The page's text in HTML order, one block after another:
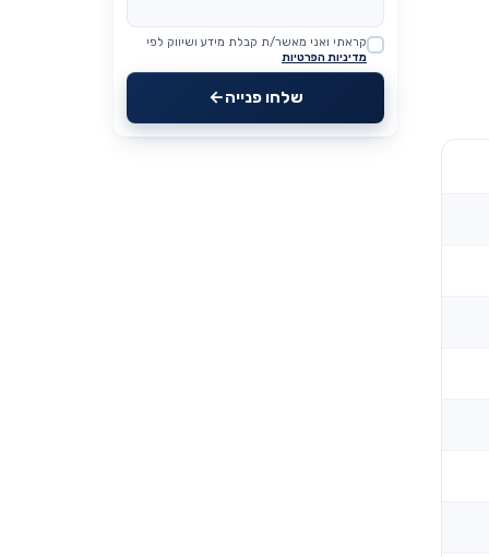
Website
קראתי ואני מאשר/ת קבלת מידע ושיווק לפי
מדיניות הפרטיות
שלחו פנייה